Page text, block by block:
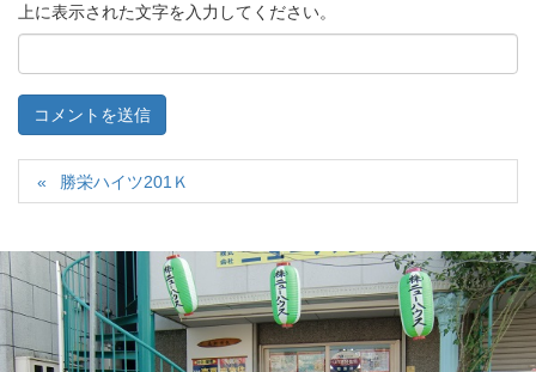
上に表示された文字を入力してください。
勝栄ハイツ201Ｋ